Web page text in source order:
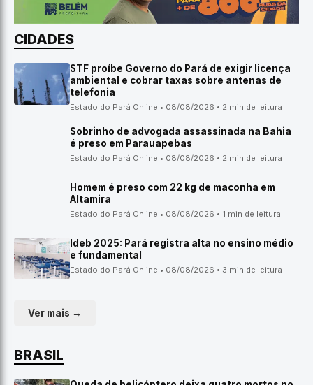
CIDADES
STF proíbe Governo do Pará de exigir licença
ambiental e cobrar taxas sobre antenas de
telefonia
Estado do Pará Online • 08/08/2026 • 2 min de leitura
Sobrinho de advogada assassinada na Bahia
é preso em Parauapebas
Estado do Pará Online • 08/08/2026 • 2 min de leitura
Homem é preso com 22 kg de maconha em
Altamira
Estado do Pará Online • 08/08/2026 • 1 min de leitura
Ideb 2025: Pará registra alta no ensino médio
e fundamental
Estado do Pará Online • 08/08/2026 • 3 min de leitura
Ver mais →
BRASIL